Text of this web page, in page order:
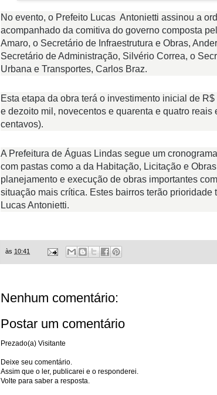
No evento, o Prefeito Lucas Antonietti assinou a
acompanhado da comitiva do governo composta
Amaro, o Secretário de Infraestrutura e Obras,
Secretário de Administração, Silvério Correa, o
Urbana e Transportes, Carlos Braz.
Esta etapa da obra terá o investimento inicial de
e dezoito mil, novecentos e quarenta e quatro reais
centavos).
A Prefeitura de Águas Lindas segue um
com pastas como a da Habitação, Licitação e
planejamento e execução de obras importantes
situação mais crítica. Estes bairros terão prioridade
Lucas Antonietti.
às 10:41
Nenhum comentário:
Postar um comentário
Prezado(a) Visitante
Deixe seu comentário.
Assim que o ler, publicarei e o responderei.
Volte para saber a resposta.